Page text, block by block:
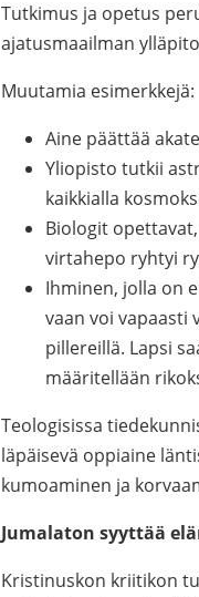
Tutkimus ja opetus
ajatusmaailman
Muutamia esimerkkejä:
Aine päättää
Yliopisto tutkii
kaikkialla
Biologit
virtahepo ryhtyi
Ihminen, jolla on
vaan voi vapaasti
pillereillä. Lapsi
määritellään
Teologisissa
läpäisevä oppiaine
kumoaminen ja
Jumalaton syyttää
Kristinuskon kriitikon